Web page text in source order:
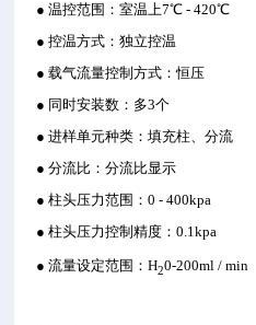
● 温控范围：室温上7℃ - 420℃
● 控温方式：独立控温
● 载气流量控制方式：恒压
● 同时安装数：多3个
● 进样单元种类：填充柱、分流
● 分流比：分流比显示
● 柱头压力范围：0 - 400kpa
● 柱头压力控制精度：0.1kpa
● 流量设定范围：H20-200ml / min